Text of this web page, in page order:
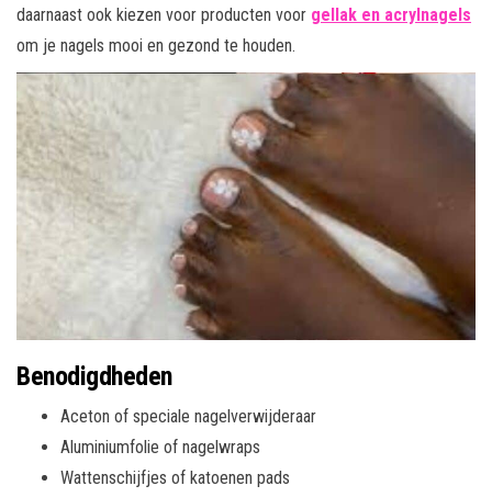
daarnaast ook kiezen voor producten voor gellak en acrylnagels
om je nagels mooi en gezond te houden.
Benodigdheden
Aceton of speciale nagelverwijderaar
Aluminiumfolie of nagelwraps
Wattenschijfjes of katoenen pads